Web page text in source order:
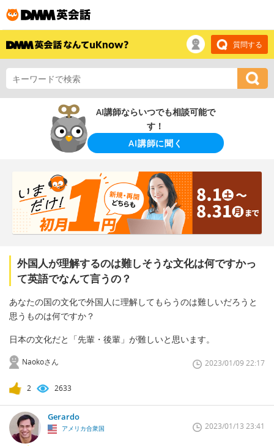
質問する
AI講師ならいつでも相談可能で
す！
AI講師に聞く
外国人が理解するのは難しそうな文化は何ですかっ
て英語でなんて言うの？
あなたの国の文化で外国人に理解してもらうのは難しいだろうと
思うものは何ですか？
日本の文化だと「先輩・後輩」が難しいと思います。
Naokoさん 2023/01/09 22:17
2 2633
Gerardo
アメリカ合衆国 2023/01/13 23:41